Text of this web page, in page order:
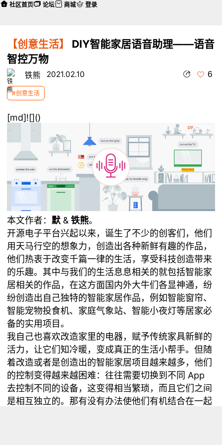
【创意生活】
DIY智能家居语音助理——语音
智控万物
铁熊 2021.02.10 6
#创意生活
[md]![]()
本文作者： 默 &铁熊。
开源电子平台兴起以来，诞生了不少的创客们，他们
用天马行空的想象力，创造出各种新鲜有趣的作品，
他们热衷于改变千篇一律的生活，享受科技创造带来
的乐趣。其中与我们的生活息息相关的就包括智能家
居相关的作品，在这方面国内外大牛们各显神通，纷
纷创造出自己独特的智能家居作品，例如智能窗帘、
智能宠物投食机、家庭气象站、智能小夜灯等居家必
备的实用项目。
我自己也喜欢改造家里的电器，赋予传统家具新鲜的
活力，让它们知冷暖，变成真正的生活小帮手。但随
着改造或者是创造出的智能家居项目越来越多，他们
的控制变得越来越困难：往往需要切换到不同 App
去控制不同的设备，这变得相当繁琐，而且它们之间
是相互独立的。那有没有办法使他们有机结合在一起
社区首页 论坛 商城 登录